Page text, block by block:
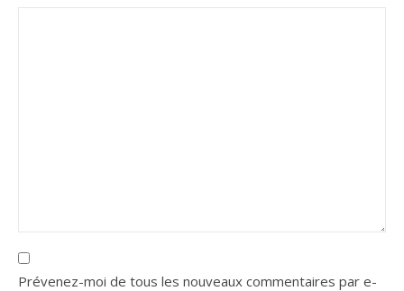
Prévenez-moi de tous les nouveaux commentaires par e-